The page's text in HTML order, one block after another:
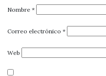
Nombre *
Correo electrónico *
Web